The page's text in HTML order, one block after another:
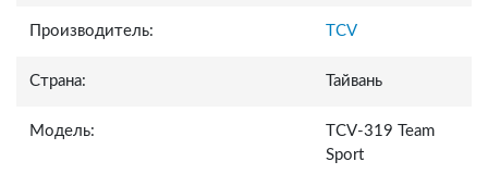
Производитель: TCV
Страна: Тайвань
Модель:
TCV-319 Team
Sport